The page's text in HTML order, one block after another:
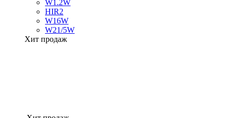
W1.2W
HIR2
W16W
W21/5W
Хит продаж